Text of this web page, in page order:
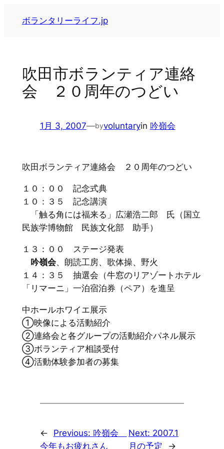
ボランタリーライフ.jp
吹田市ボランティア連絡
会 ２０周年のつどい
1月 3, 2007—byvoluntaryin 吟嶺会
吹田ボランティア連絡会 ２０周年のつどい
１０：００ 記念式典
１０：３５ 記念講演
「触る角には福来る」広瀬浩二郎 氏（国立
民族学博物館 民族文化部 助手）
１３：００ ステージ発表
吟嶺会、朗読工房、歌体操、野火
１４：３５ 抽選会（牛窓のリアゾートホテル
「リマーニ」一泊宿泊券（ペア）を進呈
中ホールホワイエ展示
①映像による活動紹介
②連絡会と各グループの活動紹介パネル展示
③ボランティア相談受付
④活動体験参加者の募集
← Previous: 吟嶺会
今年もお疲れさん
Next: 2007.1
月の予定
→